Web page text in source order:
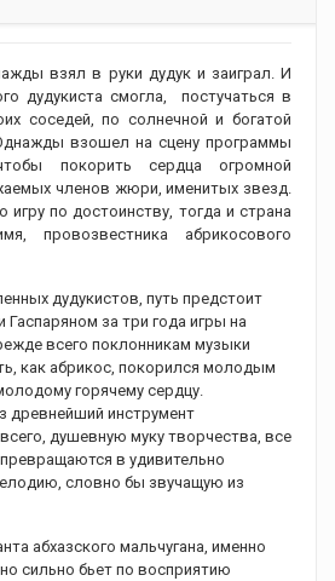
взял в руки дудук и заиграл. И
дудукиста смогла, постучаться в
соседей, по солнечной и богатой
взошел на сцену программы
покорить сердца огромной
членов жюри, именитых звезд.
игру по достоинству, тогда и страна
провозвестника абрикосового
дудукистов, путь предстоит
за три года игры на
всего поклонникам музыки
как абрикос, покорился молодым
горячему сердцу.
древнейший инструмент
душевную муку творчества, все
в удивительно
словно бы звучащую из
абхазского мальчугана, именно
сильно бьет по восприятию